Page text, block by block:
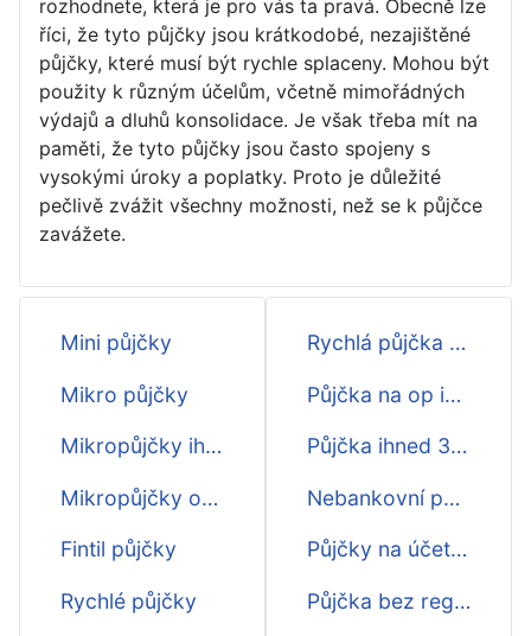
rozhodnete, která je pro vás ta pravá. Obecně lze
říci, že tyto půjčky jsou krátkodobé, nezajištěné
půjčky, které musí být rychle splaceny. Mohou být
použity k různým účelům, včetně mimořádných
výdajů a dluhů konsolidace. Je však třeba mít na
paměti, že tyto půjčky jsou často spojeny s
vysokými úroky a poplatky. Proto je důležité
pečlivě zvážit všechny možnosti, než se k půjčce
zavážete.
Mini půjčky
Mikro půjčky
Mikropůjčky ihned
Mikropůjčky online
Fintil půjčky
Rychlé půjčky
Rychlá půjčka do výplaty ihned na účet do hodiny
Půjčka na op ihned na účet dnes
Půjčka ihned 30000 na účet
Nebankovní půjčky hned na účet
Půjčky na účet 15000
Půjčka bez registru hned na účet